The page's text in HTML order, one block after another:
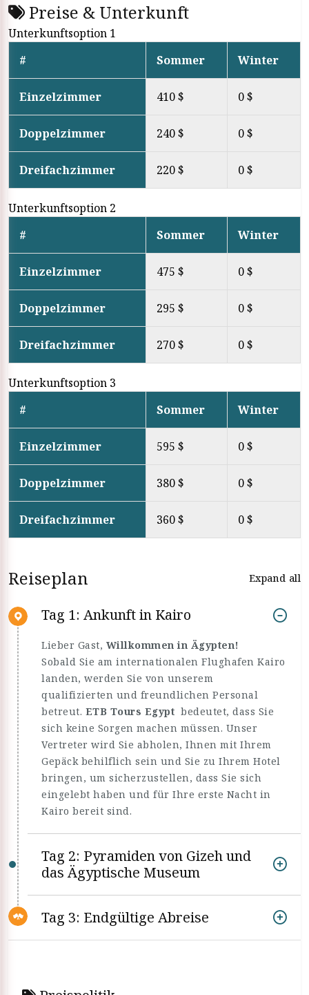
Preise & Unterkunft
Unterkunftsoption 1
#
Sommer Winter
Einzelzimmer 410 $ 0 $
Doppelzimmer 240 $ 0 $
Dreifachzimmer 220 $ 0 $
Unterkunftsoption 2
#
Sommer Winter
Einzelzimmer 475 $ 0 $
Doppelzimmer 295 $ 0 $
Dreifachzimmer 270 $ 0 $
Unterkunftsoption 3
#
Sommer Winter
Einzelzimmer 595 $ 0 $
Doppelzimmer 380 $ 0 $
Dreifachzimmer 360 $ 0 $
Reiseplan Expand all
Tag 1: Ankunft in Kairo
Lieber Gast, Willkommen in Ägypten!
Sobald Sie am internationalen Flughafen Kairo
landen, werden Sie von unserem
qualifizierten und freundlichen Personal
betreut. ETB Tours Egypt bedeutet, dass Sie
sich keine Sorgen machen müssen. Unser
Vertreter wird Sie abholen, Ihnen mit Ihrem
Gepäck behilflich sein und Sie zu Ihrem Hotel
bringen, um sicherzustellen, dass Sie sich
eingelebt haben und für Ihre erste Nacht in
Kairo bereit sind.
Tag 2: Pyramiden von Gizeh und
das Ägyptische Museum
Tag 3: Endgültige Abreise